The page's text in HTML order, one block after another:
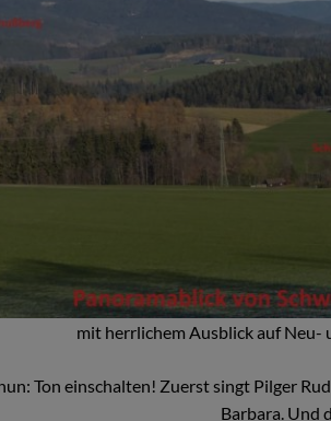
mit herrlichem Ausblick auf Neu-
Ton einschalten! Zuerst singt Pilger
Barbara. Und